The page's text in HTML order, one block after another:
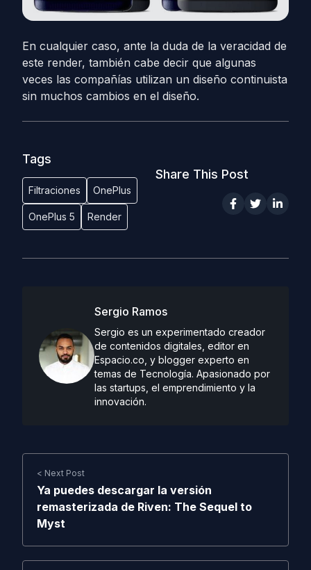
En cualquier caso, ante la duda de la veracidad de
este render, también cabe decir que algunas
veces las compañías utilizan un diseño continuista
sin muchos cambios en el diseño.
Tags
Filtraciones OnePlus
OnePlus 5 Render
Share This Post
Sergio Ramos
Sergio es un experimentado creador
de contenidos digitales, editor en
Espacio.co, y blogger experto en
temas de Tecnología. Apasionado por
las startups, el emprendimiento y la
innovación.
< Next Post
Ya puedes descargar la versión
remasterizada de Riven: The Sequel to
Myst